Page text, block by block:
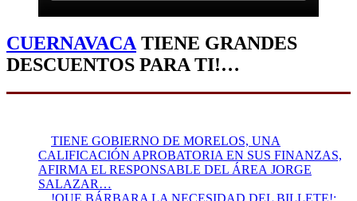
CUERNAVACA TIENE GRANDES
DESCUENTOS PARA TI!…
TIENE GOBIERNO DE MORELOS, UNA
CALIFICACIÓN APROBATORIA EN SUS FINANZAS,
AFIRMA EL RESPONSABLE DEL ÁREA JORGE
SALAZAR…
!QUE BÁRBARA LA NECESIDAD DEL BILLETE!: